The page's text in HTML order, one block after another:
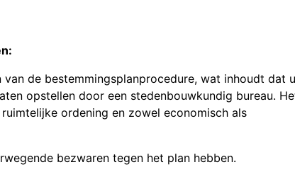
de bestemmingsplanprocedure, wat inhoudt dat u
opstellen door een stedenbouwkundig bureau.
ordening en zowel economisch als
bezwaren tegen het plan hebben.